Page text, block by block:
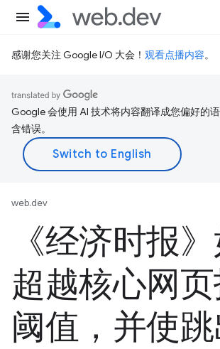
感谢您关注 Google I/O 大会！ 观看点播内容。
Google 会使用 AI 技术将内容翻译成您偏好的
含错误。
web.dev
《经济时报
超越核心网
阈值，并使